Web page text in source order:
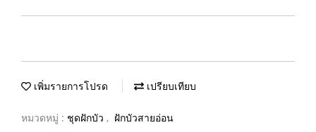
เพิ่มรายการโปรด เปรียบเทียบ
หมวดหมู่ : ชุดฝักบัว , ฝักบัวสายอ่อน